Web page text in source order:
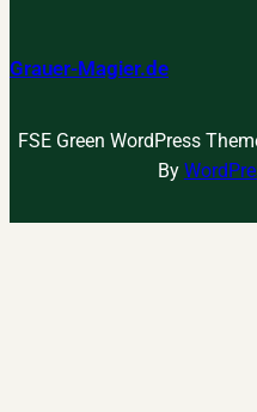
Grauer-Magier.de
FSE Green WordPress
By